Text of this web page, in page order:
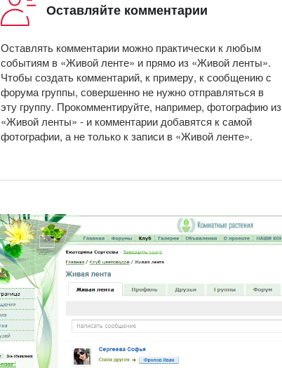
Оставляйте комментарии
Оставлять комментарии можно практически к любым
событиям в «Живой ленте» и прямо из «Живой ленты».
Чтобы создать комментарий, к примеру, к сообщению с
форума группы, совершенно не нужно отправляться в
эту группу. Прокомментируйте, например, фотографию из
«Живой ленты» - и комментарии добавятся к самой
фотографии, а не только к записи в «Живой ленте».